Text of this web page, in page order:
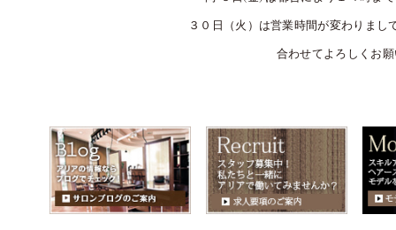
３０日（火）は営業時間が変わりまし
合わせてよろしくお